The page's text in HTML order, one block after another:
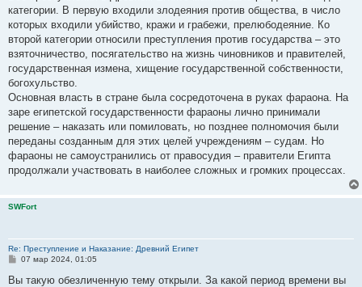
категории. В первую входили злодеяния против общества, в число
которых входили убийство, кражи и грабежи, прелюбодеяние. Ко
второй категории относили преступления против государства – это
взяточничество, посягательство на жизнь чиновников и правителей,
государственная измена, хищение государственной собственности,
богохульство.
Основная власть в стране была сосредоточена в руках фараона. На
заре египетской государственности фараоны лично принимали
решение – наказать или помиловать, но позднее полномочия были
переданы созданным для этих целей учреждениям – судам. Но
фараоны не самоустранились от правосудия – правители Египта
продолжали участвовать в наиболее сложных и громких процессах.
SWFort
Re: Преступление и Наказание: Древний Египет
С
о
07 мар 2024, 01:05
Вы такую обезличенную тему открыли. За какой период времени вы